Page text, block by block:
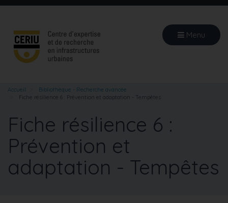
Aller
principal
Menu
Accueil
Bibliothèque - Recherche avancée
Fiche résilience 6 : Prévention et adaptation - Tempêtes
Fiche résilience 6 :
Prévention et
adaptation - Tempêtes